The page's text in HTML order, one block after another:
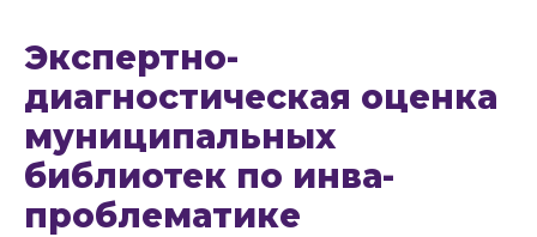
Экспертно-
диагностическая оценка
муниципальных
библиотек по инва-
проблематике